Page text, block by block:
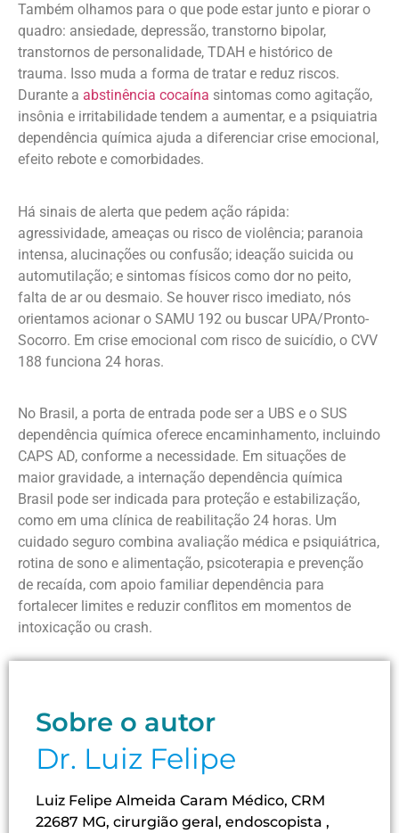
Também olhamos para o que pode estar junto e piorar o
quadro: ansiedade, depressão, transtorno bipolar,
transtornos de personalidade, TDAH e histórico de
trauma. Isso muda a forma de tratar e reduz riscos.
Durante a abstinência cocaína sintomas como agitação,
insônia e irritabilidade tendem a aumentar, e a psiquiatria
dependência química ajuda a diferenciar crise emocional,
efeito rebote e comorbidades.
Há sinais de alerta que pedem ação rápida:
agressividade, ameaças ou risco de violência; paranoia
intensa, alucinações ou confusão; ideação suicida ou
automutilação; e sintomas físicos como dor no peito,
falta de ar ou desmaio. Se houver risco imediato, nós
orientamos acionar o SAMU 192 ou buscar UPA/Pronto-
Socorro. Em crise emocional com risco de suicídio, o CVV
188 funciona 24 horas.
No Brasil, a porta de entrada pode ser a UBS e o SUS
dependência química oferece encaminhamento, incluindo
CAPS AD, conforme a necessidade. Em situações de
maior gravidade, a internação dependência química
Brasil pode ser indicada para proteção e estabilização,
como em uma clínica de reabilitação 24 horas. Um
cuidado seguro combina avaliação médica e psiquiátrica,
rotina de sono e alimentação, psicoterapia e prevenção
de recaída, com apoio familiar dependência para
fortalecer limites e reduzir conflitos em momentos de
intoxicação ou crash.
Sobre o autor
Dr. Luiz Felipe
Luiz Felipe Almeida Caram Médico, CRM
22687 MG, cirurgião geral, endoscopista ,